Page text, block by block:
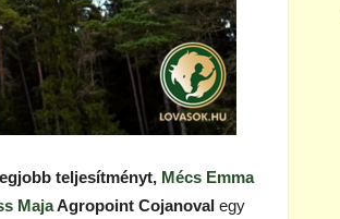
teljesítményt, Mécs Emma
MajaAgropoint Cojanoval egy